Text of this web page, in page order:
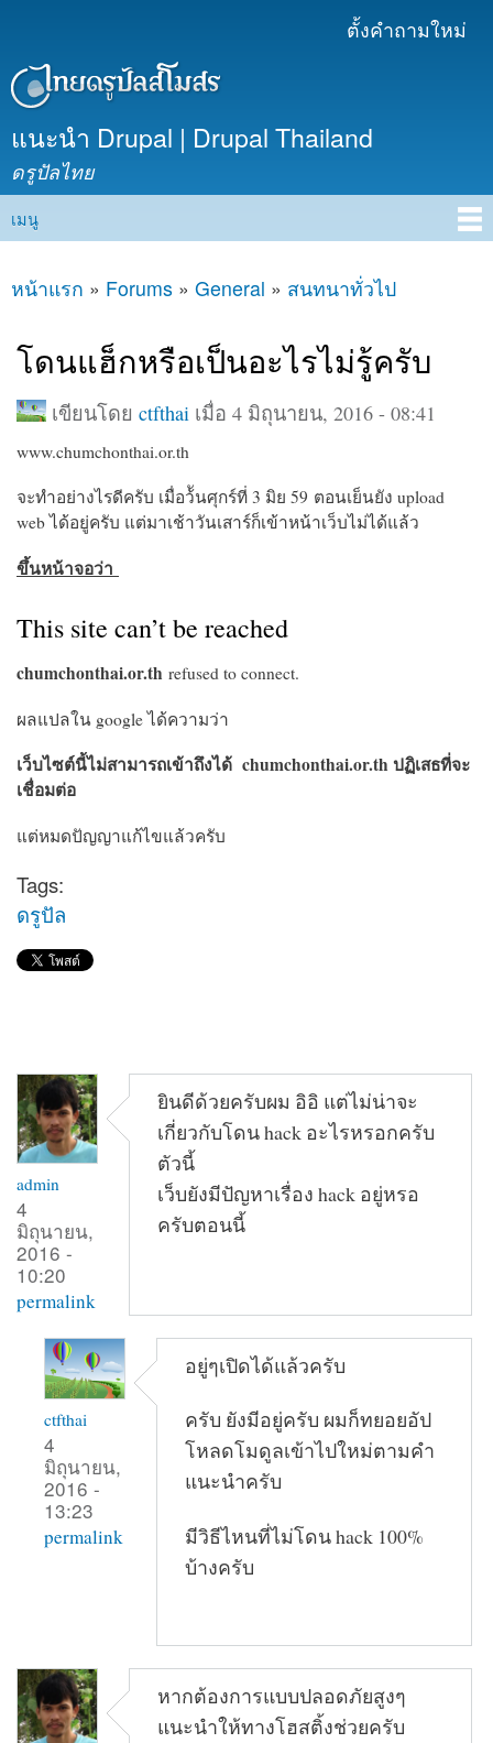
เนื้อหา
ตั้งคำถามใหม่
แนะนำ Drupal | Drupal Thailand
ดรูปัลไทย
Main menu
เมนู
คุณอยู่ที่นี่
หน้าแรก » Forums » General » สนทนาทั่วไป
โดนแฮ็กหรือเป็นอะไรไม่รู้ครับ
เขียนโดย ctfthai เมื่อ 4 มิถุนายน, 2016 - 08:41
www.chumchonthai.or.th
จะทำอย่างไรดีครับ เมื่อว้ันศุกร์ที่ 3 มิย 59 ตอนเย็นยัง upload
web ได้อยู่ครับ แต่มาเช้าวันเสาร์ก็เข้าหน้าเว็บไม่ได้แล้ว
ขึ้นหน้าจอว่า
This site can’t be reached
chumchonthai.or.th refused to connect.
ผลแปลใน google ได้ความว่า
เว็บไซต์นี้ไม่สามารถเข้าถึงได้ chumchonthai.or.th ปฏิเสธที่จะ
เชื่อมต่อ
แต่หมดปัญญาแก้ไขแล้วครับ
Tags:
ดรูปัล
admin
4
มิถุนายน,
2016 -
10:20
permalink
ยินดีด้วยครับผม อิอิ แต่ไม่น่าจะ
เกี่ยวกับโดน hack อะไรหรอกครับ
ตัวนี้
เว็บยังมีปัญหาเรื่อง hack อยู่หรอ
ครับตอนนี้
ctfthai
4
มิถุนายน,
2016 -
13:23
permalink
อยู่ๆเปิดได้แล้วครับ
ครับ ยังมีอยู่ครับ ผมก็ทยอยอัป
โหลดโมดูลเข้าไปใหม่ตามคำ
แนะนำครับ
มีวิธีไหนที่ไม่โดน hack 100%
บ้างครับ
หากต้องการแบบปลอดภัยสูงๆ
แนะนำให้ทางโฮสติ้งช่วยครับ